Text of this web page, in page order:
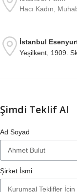
Hacı Kadın,
İstanbul
Yeşilkent, 1909.
Şimdi Teklif Al
Ad Soyad
Şirket İsmi